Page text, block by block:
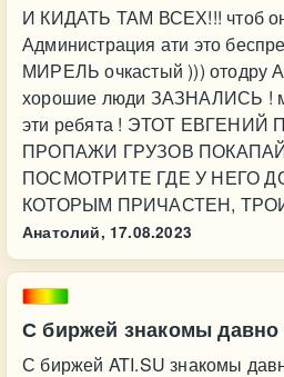
И КИДАТЬ ТАМ ВСЕХ!!! чтоб
Администрация ати это
МИРЕЛЬ очкастый )))
хорошие люди ЗАЗНАЛИСЬ !
эти ребята ! ЭТОТ
ПРОПАЖИ ГРУЗОВ
ПОСМОТРИТЕ ГДЕ У НЕГО
КОТОРЫМ ПРИЧАСТЕН,
Анатолий, 17.08.2023
С биржей знакомы давно
С биржей ATI.SU знакомы